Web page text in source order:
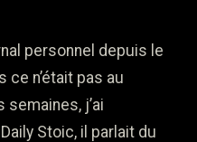
personnel depuis le
ce n’était pas au
j’ai
Stoic, il parlait du